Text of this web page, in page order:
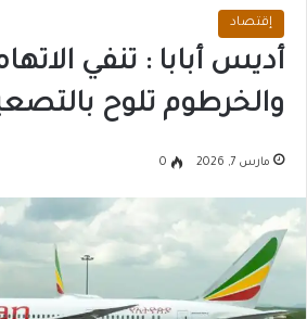
إقتصاد
أديس أبابا : تنفي
والخرطوم تلوح
مارس 7, 2026 0